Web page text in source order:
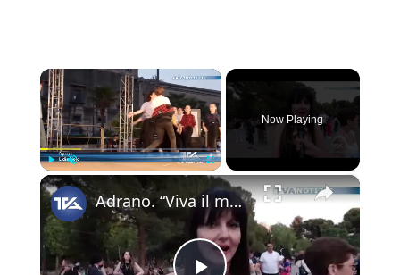
×
Play Unmute Fullscreen
Now Playing
×
Adrano. “Viva il musical”. Alla villa comunale protagonisti gli alunni della scuola media Mazzini